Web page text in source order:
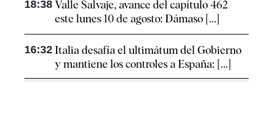
18:38 Valle Salvaje, avance del capítulo 462
este lunes 10 de agosto: Dámaso [...]
16:32 Italia desafía el ultimátum del Gobierno
y mantiene los controles a España: [...]